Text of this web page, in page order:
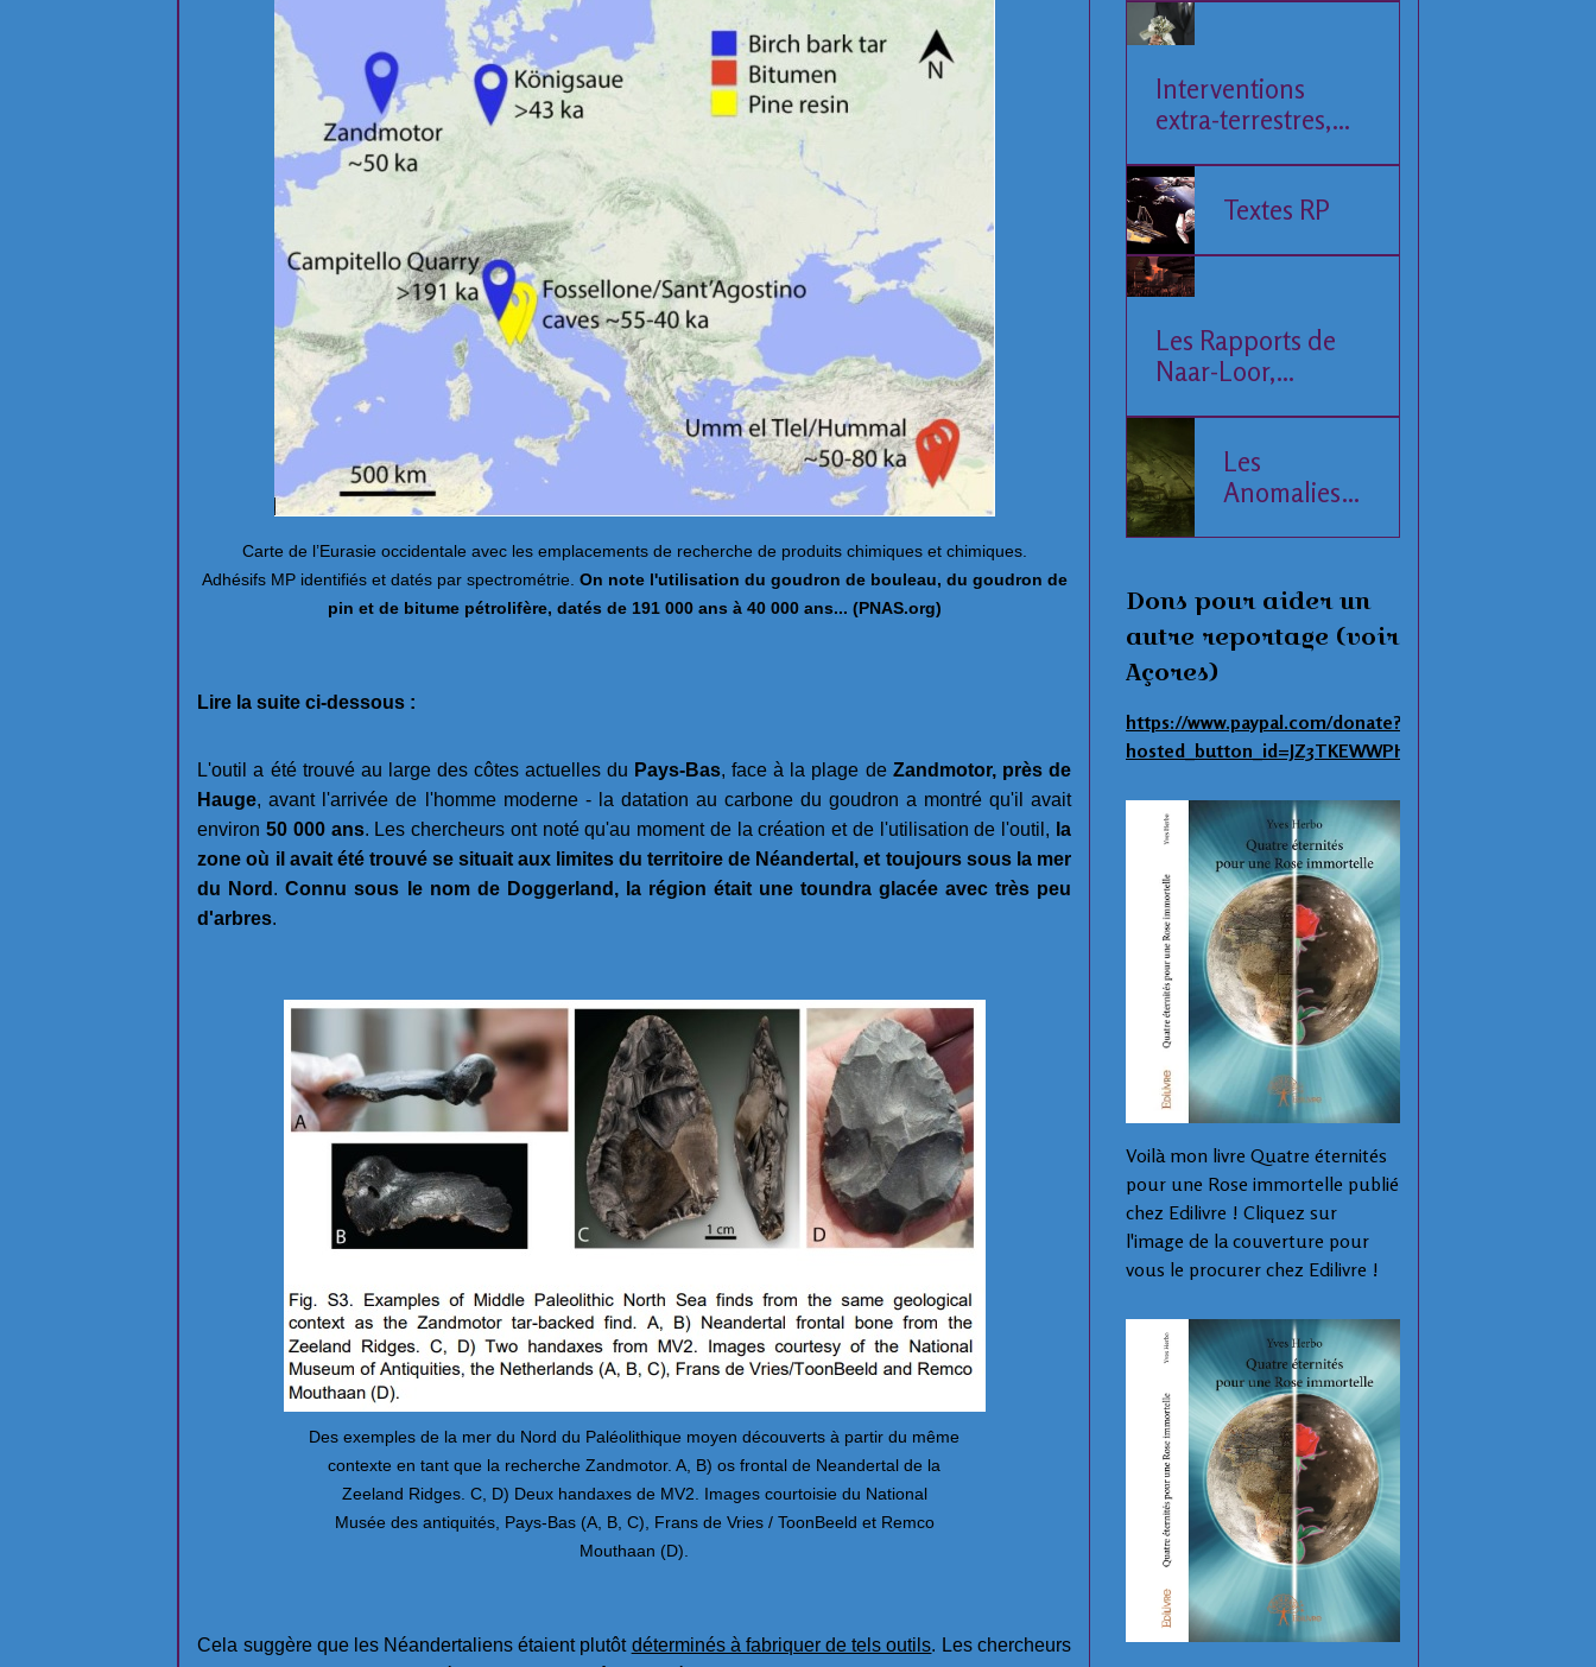
Carte de l’Eurasie occidentale avec les emplacements de recherche de produits chimiques et chimiques.
Adhésifs MP identifiés et datés par spectrométrie. On note l'utilisation du goudron de bouleau, du goudron de
pin et de bitume pétrolifère, datés de 191 000 ans à 40 000 ans... (PNAS.org)
Lire la suite ci-dessous :
L'outil a été trouvé au large des côtes actuelles du Pays-Bas, face à la plage deZandmotor, près de
Hauge, avant l'arrivée de l'homme moderne - la datation au carbone du goudron a montré qu'il avait
environ50 000 ans. Les chercheurs ont noté qu'au moment de la création et de l'utilisation de l'outil, la
zone où il avait été trouvé se situait aux limites du territoire de Néandertal, et toujours sous la mer
du Nord .Connu sous le nom de Doggerland, la région était une toundra glacée avec très peu
d'arbres.
Des exemples de la mer du Nord du Paléolithique moyen découverts à partir du même
contexte en tant que la recherche Zandmotor. A, B) os frontal de Neandertal de la
Zeeland Ridges. C, D) Deux handaxes de MV2. Images courtoisie du National
Musée des antiquités, Pays-Bas (A, B, C), Frans de Vries / ToonBeeld et Remco
Mouthaan (D).​
Cela suggère que les Néandertaliens étaient plutôt déterminés à fabriquer de tels outils. Les chercheurs
Interventions
extra-terrestres,
Economie
Textes RP
Les Rapports de
Naar-Loor,
Les
Anomalies
Dons pour aider un
autre reportage (voir
Açores)
https://www.paypal.com/donate?
hosted_button_id=JZ3TKEWWPHNAS
Voilà mon livre Quatre éternités
pour une Rose immortelle publié
chez Edilivre ! Cliquez sur
l'image de la couverture pour
vous le procurer chez Edilivre !